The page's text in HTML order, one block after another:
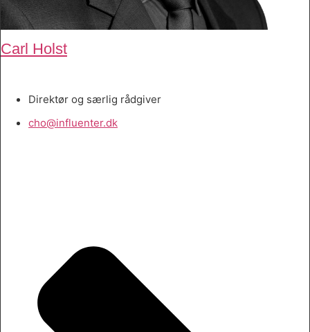
Carl Holst
Direktør og særlig rådgiver
cho@influenter.dk